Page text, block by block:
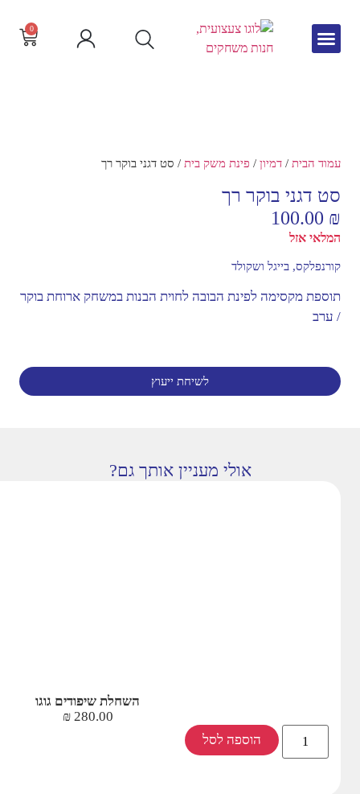
0
עמוד הבית / דמיון / פינת משק בית / סט דגני בוקר רך
סט דגני בוקר רך
100.00 ₪
המלאי אזל
קורנפלקס, בייגל ושקולד
תוספת מקסימה לפינת הבובה לחוית הבנות במשחק ארוחת בוקר
/ ערב
לשיחת ייעוץ
אולי מעניין אותך גם?
השחלת שיפודים גוגו
280.00
₪
הוספה לסל